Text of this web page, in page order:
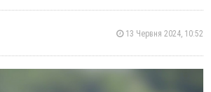
13 Червня 2024, 10:52